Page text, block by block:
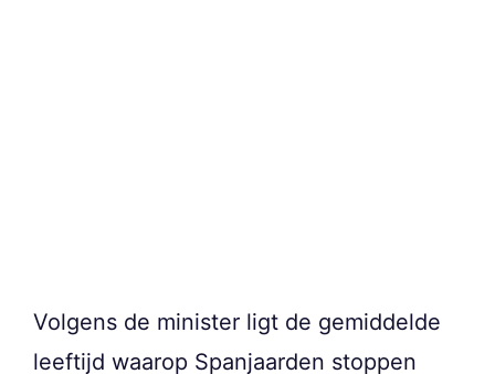
Volgens de minister ligt de gemiddelde
leeftijd waarop Spanjaarden stoppen